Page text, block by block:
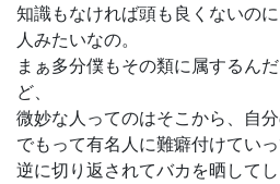
知識もなければ頭も良くないの
人みたいなの。
まぁ多分僕もその類に属するん
ど、
微妙な人ってのはそこから、自
でもって有名人に難癖付けてい
逆に切り返されてバカを晒して